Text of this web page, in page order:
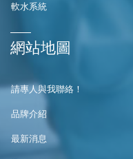
軟水系統
網站地圖
請專人與我聯絡！
品牌介紹
最新消息